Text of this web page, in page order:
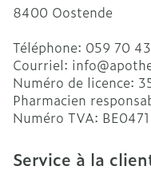
8400 Oostende
Téléphone: 059 70
Courriel: info@
Numéro de licence:
Pharmacien
Numéro TVA:
Service à la